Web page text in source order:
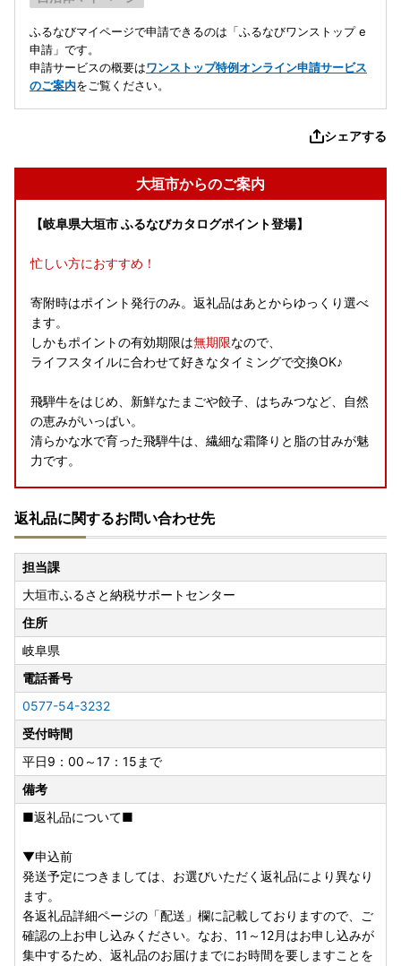
ふるなびマイページで申請できるのは「ふるなびワンストップ e
申請」です。
申請サービスの概要はワンストップ特例オンライン申請サービス
のご案内をご覧ください。
シェアする
大垣市からのご案内
【岐阜県大垣市 ふるなびカタログポイント登場】
忙しい方におすすめ！
寄附時はポイント発行のみ。返礼品はあとからゆっくり選べ
ます。
しかもポイントの有効期限は無期限なので、
ライフスタイルに合わせて好きなタイミングで交換OK♪
飛騨牛をはじめ、新鮮なたまごや餃子、はちみつなど、自然
の恵みがいっぱい。
清らかな水で育った飛騨牛は、繊細な霜降りと脂の甘みが魅
力です。
※お申込み＝返礼品発送ではなく「ふるなびカタログポイン
ト」の付与になります。
※寄附は10,000円から、会員登録（無料）が必要です。
詳細はこちら
返礼品に関するお問い合わせ先
担当課
大垣市ふるさと納税サポートセンター
住所
岐阜県
電話番号
0577-54-3232
受付時間
平日9：00～17：15まで
備考
■返礼品について■
▼申込前
発送予定につきましては、お選びいただく返礼品により異なり
ます。
各返礼品詳細ページの「配送」欄に記載しておりますので、ご
確認の上お申し込みください。なお、11～12月はお申し込みが
集中するため、返礼品のお届けまでにお時間を要しますことを